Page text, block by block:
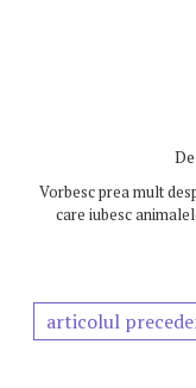
De
Vorbesc prea mult
care iubesc
articolul